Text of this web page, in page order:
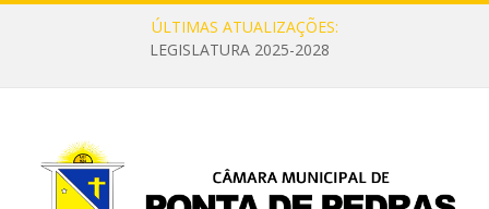
ÚLTIMAS ATUALIZAÇÕES:
LEGISLATURA 2025-2028